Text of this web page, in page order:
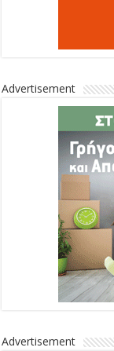
Advertisement
Advertisement